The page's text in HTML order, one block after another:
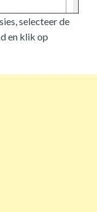
selecteer de
en klik op